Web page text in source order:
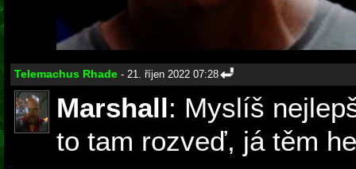
Telemachus Rhade - 21. říjen 2022 07:28
Marshall: Myslíš
to tam rozveď, já těm